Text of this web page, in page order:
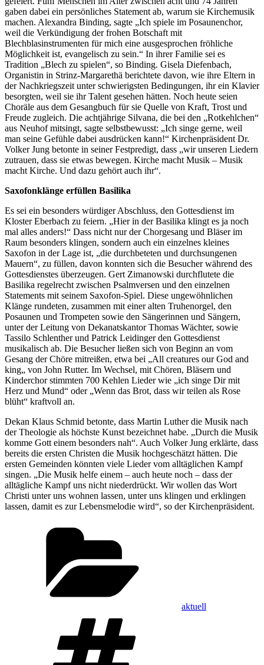
gaben dabei ein persönliches Statement ab, warum sie Kirchemusik
machen. Alexandra Binding, sagte „Ich spiele im Posaunenchor,
weil die Verkündigung der frohen Botschaft mit
Blechblasinstrumenten für mich eine ausgesprochen fröhliche
Möglichkeit ist, evangelisch zu sein.“ In ihrer Familie sei es
Tradition „Blech zu spielen“, so Binding. Gisela Diefenbach,
Organistin in Strinz-Margarethä berichtete davon, wie ihre Eltern in
der Nachkriegszeit unter schwierigsten Bedingungen, ihr ein Klavier
besorgten, weil sie ihr Talent gesehen hätten. Noch heute seien
Choräle aus dem Gesangbuch für sie Quelle von Kraft, Trost und
Freude zugleich. Die achtjährige Silvana, die bei den „Rotkehlchen“
aus Neuhof mitsingt, sagte selbstbewusst: „Ich singe gerne, weil
man seine Gefühle dabei ausdrücken kann!“ Kirchenpräsident Dr.
Volker Jung betonte in seiner Festpredigt, dass „wir unseren Liedern
zutrauen, dass sie etwas bewegen. Kirche macht Musik – Musik
macht Kirche. Und dazu gehört auch ihr“.
Saxofonklänge erfüllen Basilika
Es sei ein besonders würdiger Abschluss, den Gottesdienst im
Kloster Eberbach zu feiern. „Hier in der Basilika klingt es ja noch
mal alles anders!“ Dass nicht nur der Chorgesang und Bläser im
Raum besonders klingen, sondern auch ein einzelnes kleines
Saxofon in der Lage ist, „die durchbeteten und durchsungenen
Mauern“, zu füllen, davon konnten sich die Besucher während des
Gottesdienstes überzeugen. Gert Zimanowski durchflutete die
Basilika regelrecht zwischen Psalmversen und den einzelnen
Statements mit seinem Saxofon-Spiel. Diese ungewöhnlichen
Klänge rundeten, zusammen mit einer alten Truhenorgel, den
Posaunen und Trompeten sowie den Sängerinnen und Sängern,
unter der Leitung von Dekanatskantor Thomas Wächter, sowie
Tassilo Schlenther und Patrick Leidinger den Gottesdienst
musikalisch ab. Die Besucher ließen sich von Beginn an vom
Gesang der Chöre mitreißen, etwa bei „All creatures our God and
king„ von John Rutter. Im Wechsel, mit Chören, Bläsern und
Kinderchor stimmten 700 Kehlen Lieder wie „ich singe Dir mit
Herz und Mund“ oder „Wenn das Brot, dass wir teilen als Rose
blüht“ kraftvoll an.
Dekan Klaus Schmid betonte, dass Martin Luther die Musik nach
der Theologie als höchste Kunst bezeichnet habe. „Durch die Musik
komme Gott einem besonders nah“. Auch Volker Jung erklärte, dass
bereits die ersten Christen die Musik hochgeschätzt hätten. Die
ersten Gemeinden könnten viele Lieder vom alltäglichen Kampf
singen. „Die Musik helfe einem – auch heute noch – dass der
alltägliche Kampf uns nicht niederdrückt. Wir wollen das Wort
Christi unter uns wohnen lassen, unter uns klingen und erklingen
lassen, damit es zur Lebensmelodie wird“, so der Kirchenpräsident.
aktuell